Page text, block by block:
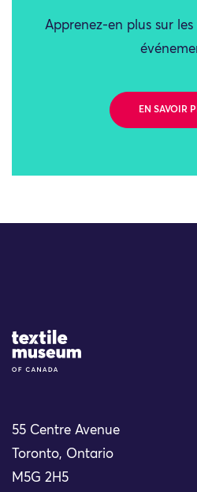
Apprenez-en plus sur
EN SAVOIR
Site Logo
55 Centre Avenue
Toronto, Ontario
M5G 2H5